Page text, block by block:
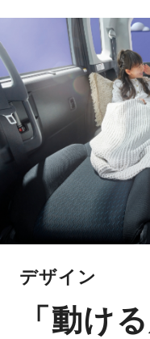
デザイン
「動け